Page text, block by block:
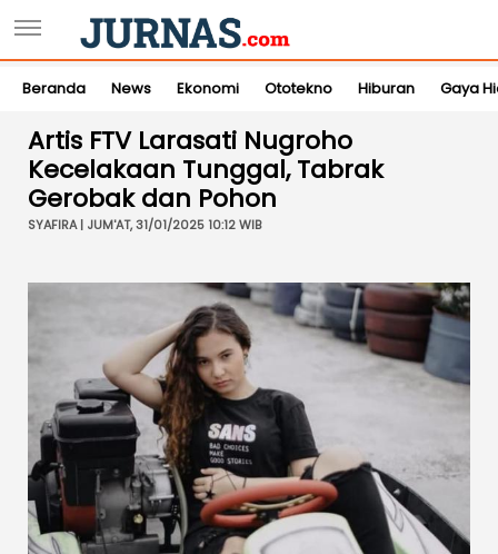
Beranda News Ekonomi Ototekno Hiburan Gaya
Artis FTV Larasati Nugroho
Kecelakaan Tunggal, Tabrak
Gerobak dan Pohon
SYAFIRA | JUM'AT, 31/01/2025 10:12 WIB